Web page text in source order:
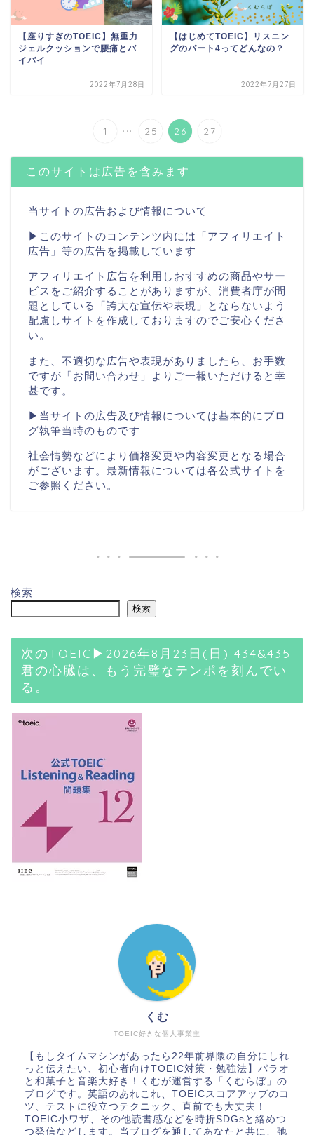
【座りすぎのTOEIC】無重力
ジェルクッションで腰痛とバ
イバイ
2022年7月28日
【はじめてTOEIC】リスニン
グのパート4ってどんなの？
2022年7月27日
1 ... 25 26 27
このサイトは広告を含みます
当サイトの広告および情報について
▶このサイトのコンテンツ内には「アフィリエイト
広告」等の広告を掲載しています
アフィリエイト広告を利用しおすすめの商品やサー
ビスをご紹介することがありますが、消費者庁が問
題としている「誇大な宣伝や表現」とならないよう
配慮しサイトを作成しておりますのでご安心くださ
い。
また、不適切な広告や表現がありましたら、お手数
ですが「お問い合わせ」よりご一報いただけると幸
甚です。
▶当サイトの広告及び情報については基本的にブロ
グ執筆当時のものです
社会情勢などにより価格変更や内容変更となる場合
がございます。最新情報については各公式サイトを
ご参照ください。
検索
検索
次のTOEIC▶2026年8月23日(日) 434&435
君の心臓は、もう完璧なテンポを刻んでい
る。
TOEIC好きな個人事業主
くむ
【もしタイムマシンがあったら22年前界隈の自分にしれ
っと伝えたい、初心者向けTOEIC対策・勉強法】パラオ
と和菓子と音楽大好き！くむが運営する「くむらぼ」の
ブログです。英語のあれこれ、TOEICスコアアップのコ
ツ、テストに役立つテクニック、直前でも大丈夫！
TOEIC小ワザ、その他読書感などを時折SDGsと絡めつ
つ発信などします。当ブログを通してあなたと共に、弛